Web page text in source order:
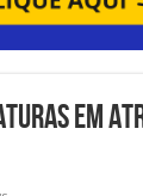
em